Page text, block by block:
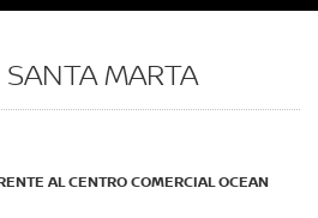
SANTA MARTA
AL CENTRO COMERCIAL OCEAN